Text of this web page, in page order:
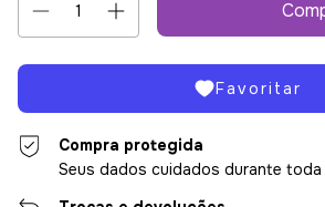
Favoritar
Compra protegida
Seus dados cuidados durante toda